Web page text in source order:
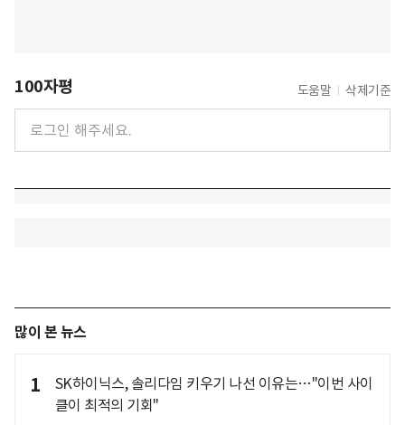
100자평 도움말 삭제기준
많이 본 뉴스
1
SK하이닉스, 솔리다임 키우기 나선 이유는…"이번 사이
클이 최적의 기회"